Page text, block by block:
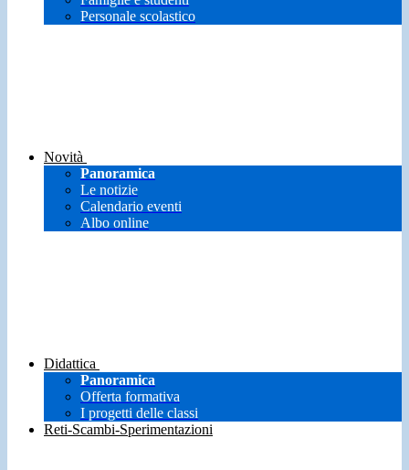
Personale scolastico
Novità
Panoramica
Le notizie
Calendario eventi
Albo online
Didattica
Panoramica
Offerta formativa
I progetti delle classi
Reti-Scambi-Sperimentazioni